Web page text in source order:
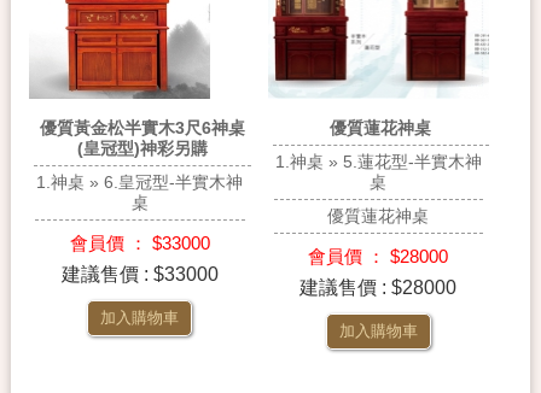
優質黃金松半實木3尺6神桌
(皇冠型)神彩另購
1.神桌 » 6.皇冠型-半實木神
桌
會員價 ： $33000
建議售價 : $33000
加入購物車
優質蓮花神桌
1.神桌 » 5.蓮花型-半實木神
桌
優質蓮花神桌
會員價 ： $28000
建議售價 : $28000
加入購物車